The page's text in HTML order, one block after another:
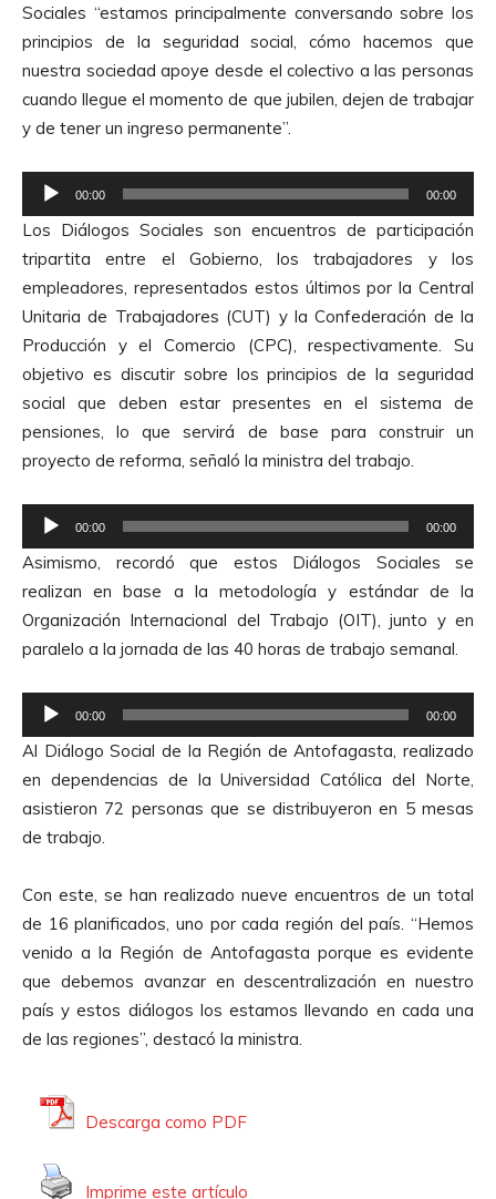
Sociales “estamos principalmente conversando sobre los
principios de la seguridad social, cómo hacemos que
nuestra sociedad apoye desde el colectivo a las personas
cuando llegue el momento de que jubilen, dejen de trabajar
y de tener un ingreso permanente”.
e
p
r
o
d
u
c
t
o
r
d
A
u
d
i
00:00 00:00
Los Diálogos Sociales son encuentros de participación
tripartita entre el Gobierno, los trabajadores y los
empleadores, representados estos últimos por la Central
Unitaria de Trabajadores (CUT) y la Confederación de la
Producción y el Comercio (CPC), respectivamente. Su
objetivo es discutir sobre los principios de la seguridad
social que deben estar presentes en el sistema de
pensiones, lo que servirá de base para construir un
proyecto de reforma, señaló la ministra del trabajo.
e
p
r
o
d
u
t
o
r
d
A
u
d
i
o
00:00 00:00
Asimismo, recordó que estos Diálogos Sociales se
realizan en base a la metodología y estándar de la
Organización Internacional del Trabajo (OIT), junto y en
paralelo a la jornada de las 40 horas de trabajo semanal.
e
p
r
o
d
c
t
o
r
d
e
00:00 00:00
Al Diálogo Social de la Región de Antofagasta, realizado
en dependencias de la Universidad Católica del Norte,
asistieron 72 personas que se distribuyeron en 5 mesas
de trabajo.
Con este, se han realizado nueve encuentros de un total
de 16 planificados, uno por cada región del país. “Hemos
venido a la Región de Antofagasta porque es evidente
que debemos avanzar en descentralización en nuestro
país y estos diálogos los estamos llevando en cada una
de las regiones”, destacó la ministra.
Descarga como PDF
Imprime este artículo